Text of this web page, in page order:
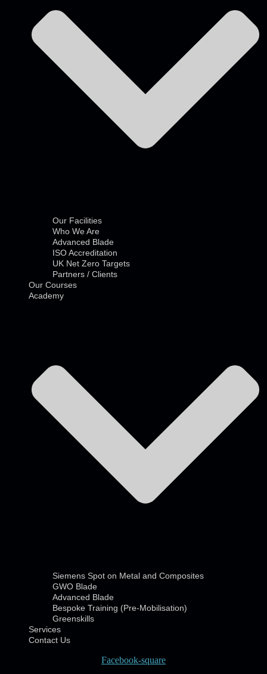
Our Facilities
Who We Are
Advanced Blade
ISO Accreditation
UK Net Zero Targets
Partners / Clients
Our Courses
Academy
Siemens Spot on Metal and Composites
GWO Blade
Advanced Blade
Bespoke Training (Pre-Mobilisation)
Greenskills
Services
Contact Us
Facebook-square